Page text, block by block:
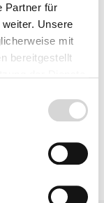
Partner für
Unsere
mit
bereitgestellt